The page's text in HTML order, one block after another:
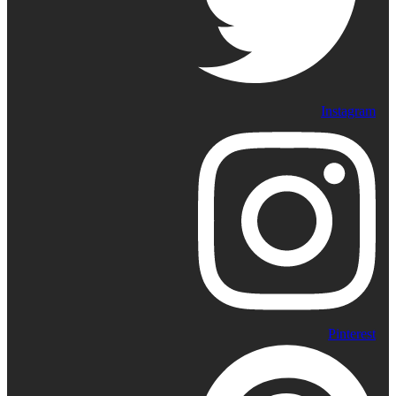
Instagram
Pinterest